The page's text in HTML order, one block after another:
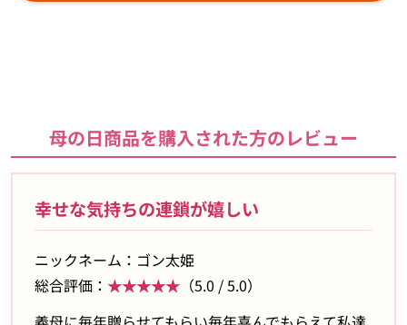
母の日商品を購入された方のレビュー
幸せな気持ちの連鎖が嬉しい
ニックネーム：ゴン太姫
総合評価： ★★★★★（5.0 / 5.0）